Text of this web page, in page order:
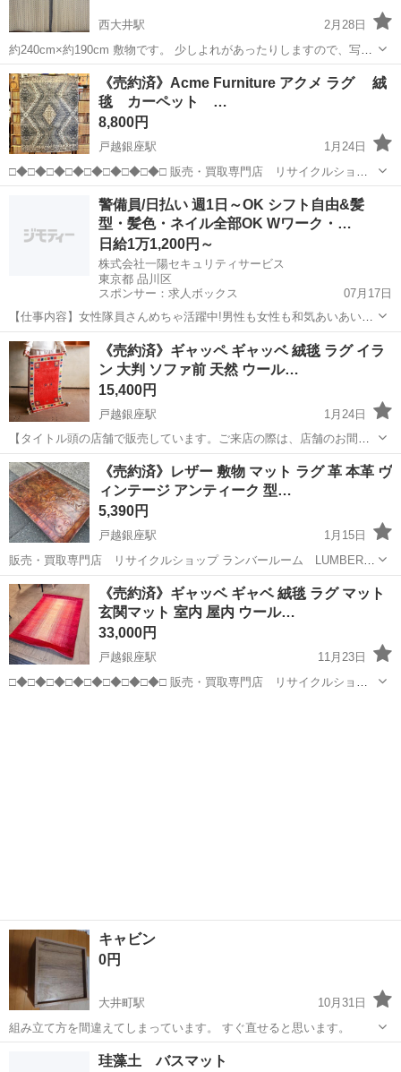
西大井駅
2月28日
約240cm×約190cm 敷物です。 少しよれがあったりしますので、写真
でご確認ください。 非対面取引希望です。
東京 品川区 西大井駅 カーペット/マット/ラグ
《売約済》Acme Furniture アクメ ラグ 絨
毯 カーペット …
8,800円
戸越銀座駅
1月24日
□◆□◆□◆□◆□◆□◆□◆□◆□ 販売・買取専門店 リサイクルショッ
プ ランバールーム LUMBER ROOM 積み込み等で店頭に車停めれま
す◎ 積み込みお手伝い可能です♪配送も承ります！ 品川区武...
品川区 戸越銀座駅 カーペット/マット/ラグ Home
警備員/日払い 週1日～OK シフト自由&髪
型・髪色・ネイル全部OK Wワーク・…
日給1万1,200円～
株式会社一陽セキュリティサービス
東京都 品川区
スポンサー：求人ボックス
07月17日
【仕事内容】女性隊員さんめちゃ活躍中!男性も女性も和気あいあいや
ってます 今回お任せするお仕事は… 通行する歩行者・車の案内のほか
パン屋さんでの見守り警備など! 季節によってはイベントの警備も お
任せいたします / ウチは男性も...
アルバイト・パート
《売約済》ギャッペ ギャッベ 絨毯 ラグ イラ
ン 大判 ソファ前 天然 ウール…
15,400円
戸越銀座駅
1月24日
【タイトル頭の店舗で販売しています。ご来店の際は、店舗のお間違
えにお気を付け下さい！】 □◆□◆□◆□◆□◆□◆□◆□◆□ 販売・買取
専門店 リサイクルショップ ランバールーム LUMBER ROOM ...
東京 品川区 戸越銀座駅 カーペット/マット/ラグ
ギャッベ
《売約済》レザー 敷物 マット ラグ 革 本革 ヴ
ィンテージ アンティーク 型…
5,390円
戸越銀座駅
1月15日
販売・買取専門店 リサイクルショップ ランバールーム LUMBER
ROOM 積み込み等で店頭に車停めれます◎ 積み込みお手伝い可能です
♪配送も承ります！ 品川区武蔵小山、大田区池上に実店舗を構える
総...
東京 品川区 戸越銀座駅 カーペット/マット/ラグ
《売約済》ギャッベ ギャベ 絨毯 ラグ マット
玄関マット 室内 屋内 ウール…
33,000円
戸越銀座駅
11月23日
□◆□◆□◆□◆□◆□◆□◆□◆□ 販売・買取専門店 リサイクルショッ
キャビン
0円
大井町駅
10月31日
組み立て方を間違えてしまっています。 すぐ直せると思います。
品川区 大井町駅 カーペット/マット/ラグ
珪藻土 バスマット